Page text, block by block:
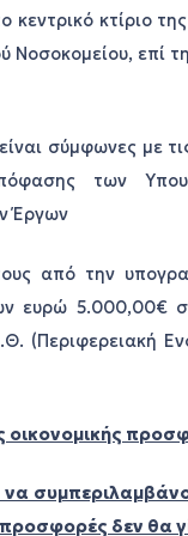
κτίριο
Νοσοκομείου, επί
σύμφωνες με τις
των
Έργων
από την
ευρώ 5.000,00€
(Περιφερειακή
οικονομικής
δεν θα